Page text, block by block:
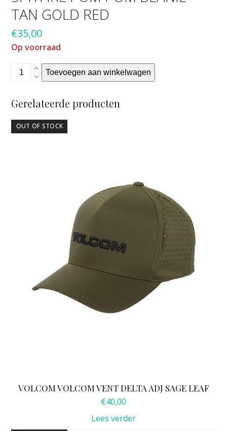
TAN GOLD RED
€35,00
Op voorraad
Spitfire
beanie
tan
gold
Toevoegen aan winkelwagen
Gerelateerde producten
OUT OF STOCK
VOLCOM VOLCOM VENT DELTA ADJ SAGE LEAF
€40,00
Lees verder